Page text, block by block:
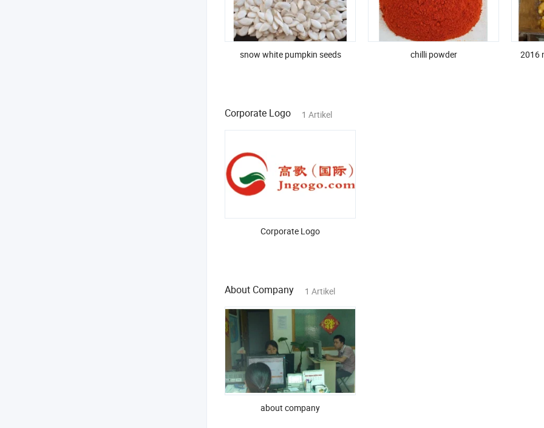
snow white pumpkin seeds chilli powder 2016
Corporate Logo 1 Artikel
Corporate Logo
About Company 1 Artikel
about company